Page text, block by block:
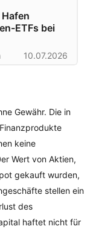
ETFs bei
10.07.2026
Gewähr. Die in
keine
Wert von Aktien,
gekauft wurden,
stellen ein
des
haftet nicht für